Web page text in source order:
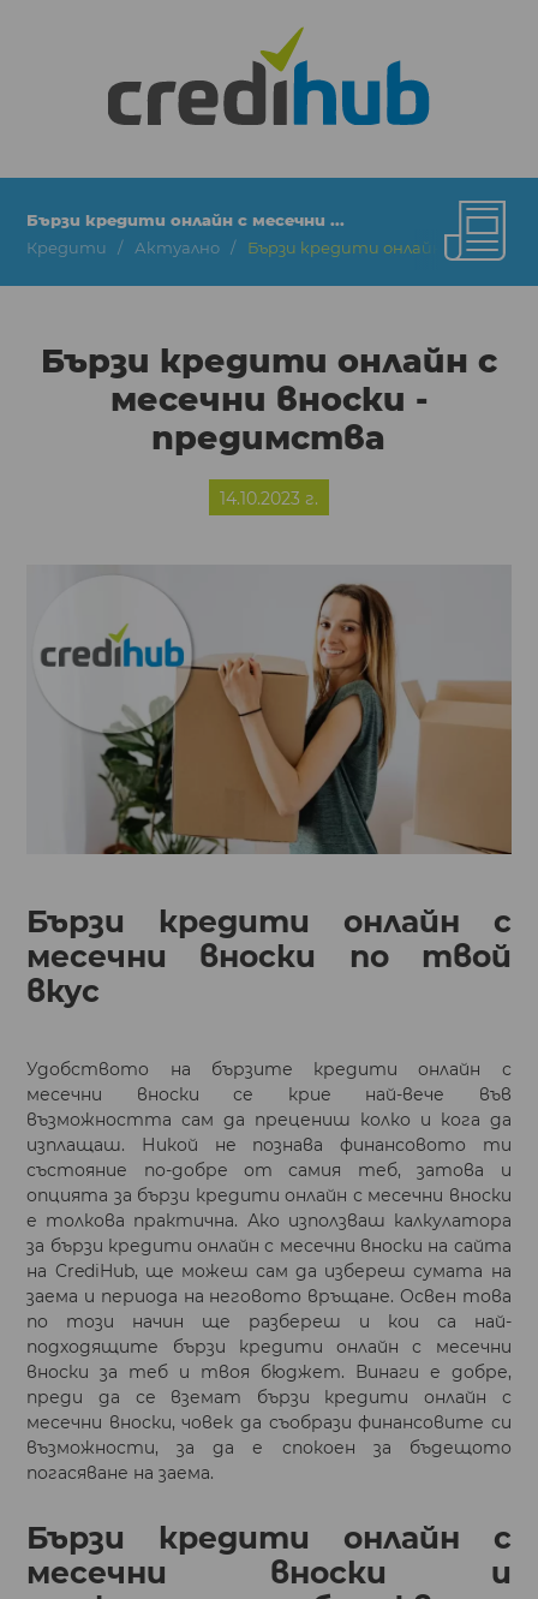
Бързи кредити онлайн с месечни ...
Кредити Актуално Бързи кредити онлайн с
Бързи кредити онлайн с
месечни вноски -
предимства
14.10.2023 г.
Бързи кредити онлайн с
месечни вноски по твой
вкус
Удобството на бързите кредити онлайн с
месечни вноски се крие най-вече във
възможността сам да прецениш колко и кога да
изплащаш. Никой не познава финансовото ти
състояние по-добре от самия теб, затова и
опцията за бързи кредити онлайн с месечни вноски
е толкова практична. Ако използваш калкулатора
за бързи кредити онлайн с месечни вноски на сайта
на CrediHub, ще можеш сам да избереш сумата на
заема и периода на неговото връщане. Освен това
по този начин ще разбереш и кои са най-
подходящите бързи кредити онлайн с месечни
вноски за теб и твоя бюджет. Винаги е добре,
преди да се вземат бързи кредити онлайн с
месечни вноски, човек да съобрази финансовите си
възможности, за да е спокоен за бъдещото
погасяване на заема.
Бързи кредити онлайн с
месечни вноски и